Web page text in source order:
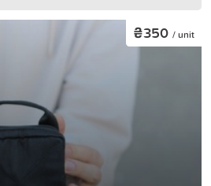
₴350 / unit